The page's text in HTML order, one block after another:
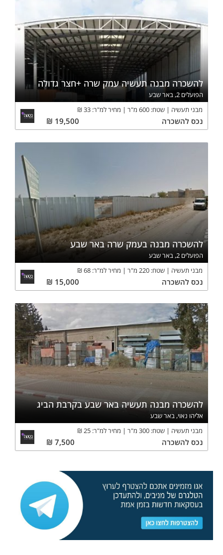
להשכרה מבנה תעשיה עמק שרה +חצר גדולה
הפועלים 2, באר שבע
מבני תעשיה
שטח: 600 מ"ר מחיר למ"ר: 33
₪
נכס להשכרה 19,500
₪
להשכרה מבנה בעמק שרה באר שבע
הפועלים 2, באר שבע
מבני תעשיה
שטח: 220 מ"ר מחיר למ"ר: 68
₪
נכס להשכרה 15,000
₪
להשכרה מבנה תעשיה באר שבע בקרבת הביג
אליהו נאוי, באר שבע
מבני תעשיה
שטח: 300 מ"ר מחיר למ"ר: 25
₪
נכס להשכרה 7,500
₪